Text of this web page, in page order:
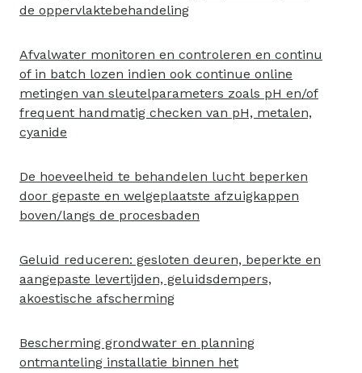
de oppervlaktebehandeling
Afvalwater monitoren en controleren en continu
of in batch lozen indien ook continue online
metingen van sleutelparameters zoals pH en/of
frequent handmatig checken van pH, metalen,
cyanide
De hoeveelheid te behandelen lucht beperken
door gepaste en welgeplaatste afzuigkappen
boven/langs de procesbaden
Geluid reduceren: gesloten deuren, beperkte en
aangepaste levertijden, geluidsdempers,
akoestische afscherming
Bescherming grondwater en planning
ontmanteling installatie binnen het